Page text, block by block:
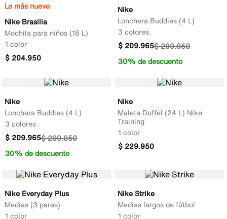
Lo más nuevo
Nike Brasilia
Mochila para niños (18 L)
1 color
$ 204.950
Nike
Lonchera Buddies (4 L)
3 colores
$299.950
$ 209.965
30% de descuento
Nike
Lonchera Buddies (4 L)
3 colores
$299.950
$ 209.965
30% de descuento
Nike
Maleta Duffel (24 L) Nike
Training
1 color
$ 229.950
Nike Everyday Plus
Medias (3 pares)
1 color
Nike Strike
Medias largos de fútbol
1 color